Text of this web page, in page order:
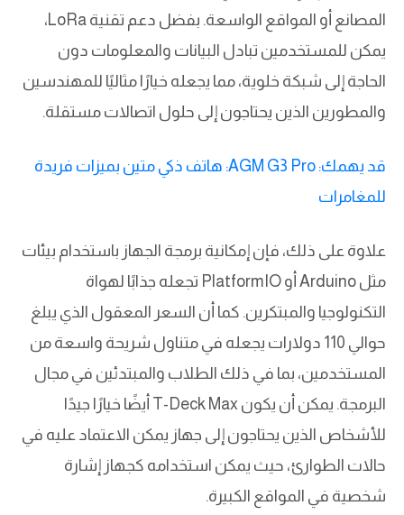
المصانع أو المواقع الواسعة. بفضل دعم تقنية LoRa،
يمكن للمستخدمين تبادل البيانات والمعلومات دون
الحاجة إلى شبكة خلوية، مما يجعله خيارًا مثاليًا للمهندسين
والمطورين الذين يحتاجون إلى حلول اتصالات مستقلة.
قد يهمك: AGM G3 Pro: هاتف ذكي متين بميزات فريدة
للمغامرات
علاوة على ذلك، فإن إمكانية برمجة الجهاز باستخدام بيئات
مثل Arduino أو PlatformIO تجعله جذابًا لهواة
التكنولوجيا والمبتكرين. كما أن السعر المعقول الذي يبلغ
حوالي 110 دولارات يجعله في متناول شريحة واسعة من
المستخدمين، بما في ذلك الطلاب والمبتدئين في مجال
البرمجة. يمكن أن يكون T-Deck Max أيضًا خيارًا جيدًا
للأشخاص الذين يحتاجون إلى جهاز يمكن الاعتماد عليه في
حالات الطوارئ، حيث يمكن استخدامه كجهاز إشارة
شخصية في المواقع الكبيرة.